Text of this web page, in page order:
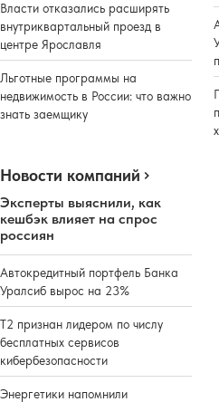
Власти отказались расширять
внутриквартальный проезд в
центре Ярославля
Льготные программы на
недвижимость в России: что важно
знать заемщику
Новости компаний
Эксперты выяснили, как
кешбэк влияет на спрос
россиян
Автокредитный портфель Банка
Уралсиб вырос на 23%
Т2 признан лидером по числу
бесплатных сервисов
кибербезопасности
Энергетики напомнили